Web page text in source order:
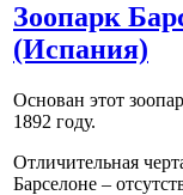
Зоопарк
(Испания)
Основан этот
1892 году.
Отличительная
Барселоне –